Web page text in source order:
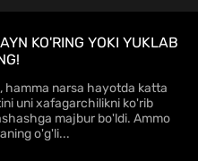
KO'RING YOKI YUKLAB
hamma narsa hayotda katta
uni xafagarchilikni ko'rib
majbur bo'ldi. Ammo
o'g'li...